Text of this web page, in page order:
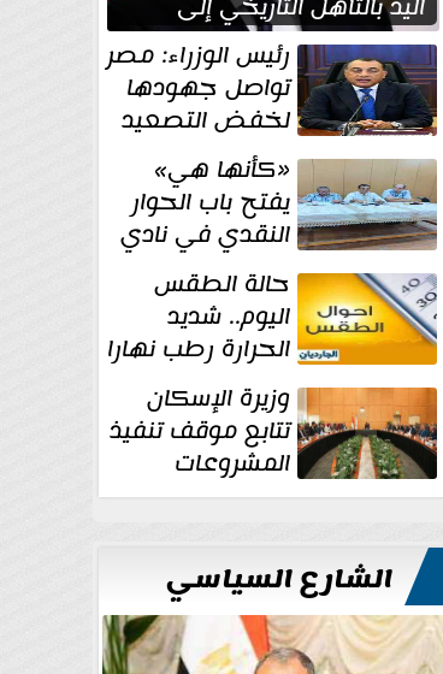
نصف نهائي كأس العالم
رئيس الوزراء: مصر
تواصل جهودها
لخفض التصعيد
والحفاظ على
الاستقرار الإقليمي«كأنها هي»
يفتح باب الحوار
النقدي في نادي
أدب مصر الجديدة
حالة الطقس
اليوم.. شديد
الحرارة رطب نهارا
مائل للحرارة رطب
ليلا.. و... وزيرة الإسكان
تتابع موقف تنفيذ
المشروعات
والخطة
للتعميرالشارع السياسي